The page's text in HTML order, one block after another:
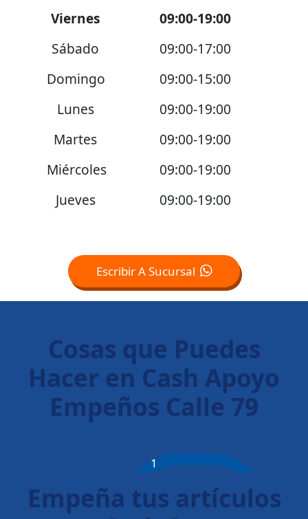
Viernes
09:00-19:00
Sábado
09:00-17:00
Domingo
09:00-15:00
Lunes
09:00-19:00
Martes
09:00-19:00
Miércoles
09:00-19:00
Jueves
09:00-19:00
Escribir A Sucursal
Cosas que Puedes
Hacer en Cash Apoyo
Empeños Calle 79
1
Empeña tus artículos